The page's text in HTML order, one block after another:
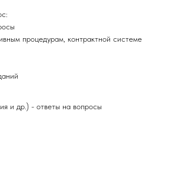
процедурам, контрактной системе
и др.) - ответы на вопросы